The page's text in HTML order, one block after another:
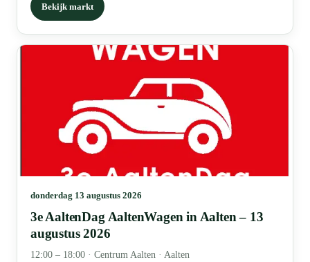
Bekijk markt
donderdag 13 augustus 2026
3e AaltenDag AaltenWagen in Aalten – 13
augustus 2026
12:00 – 18:00 · Centrum Aalten · Aalten